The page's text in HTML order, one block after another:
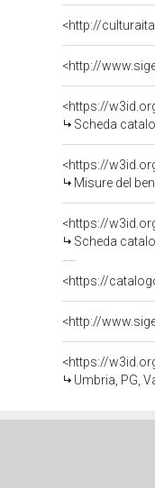
<http://
<https://
Scheda
<https://
Misure del
<https://
Scheda
<https://
<https://
Umbria, PG,